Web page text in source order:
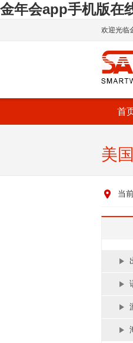
金年会app手机版在
欢迎光临
首
美
当